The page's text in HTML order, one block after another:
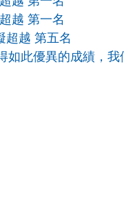
越 第一名
超越 第五名
如此優異的成績，